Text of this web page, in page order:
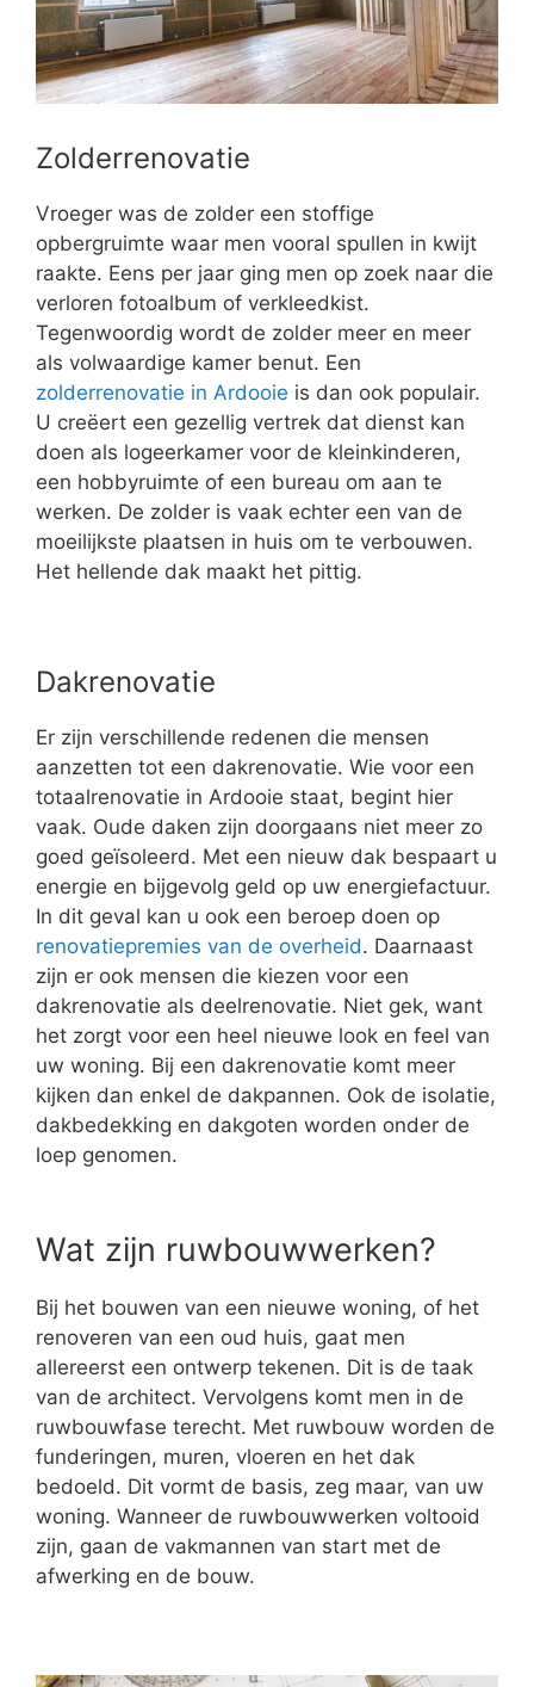
Zolderrenovatie
Vroeger was de zolder een stoffige
opbergruimte waar men vooral spullen in kwijt
raakte. Eens per jaar ging men op zoek naar die
verloren fotoalbum of verkleedkist.
Tegenwoordig wordt de zolder meer en meer
als volwaardige kamer benut. Een
zolderrenovatie in Ardooie is dan ook populair.
U creëert een gezellig vertrek dat dienst kan
doen als logeerkamer voor de kleinkinderen,
een hobbyruimte of een bureau om aan te
werken. De zolder is vaak echter een van de
moeilijkste plaatsen in huis om te verbouwen.
Het hellende dak maakt het pittig.
Dakrenovatie
Er zijn verschillende redenen die mensen
aanzetten tot een dakrenovatie. Wie voor een
totaalrenovatie in Ardooie staat, begint hier
vaak. Oude daken zijn doorgaans niet meer zo
goed geïsoleerd. Met een nieuw dak bespaart u
energie en bijgevolg geld op uw energiefactuur.
In dit geval kan u ook een beroep doen op
renovatiepremies van de overheid. Daarnaast
zijn er ook mensen die kiezen voor een
dakrenovatie als deelrenovatie. Niet gek, want
het zorgt voor een heel nieuwe look en feel van
uw woning. Bij een dakrenovatie komt meer
kijken dan enkel de dakpannen. Ook de isolatie,
dakbedekking en dakgoten worden onder de
loep genomen.
Wat zijn ruwbouwwerken?
Bij het bouwen van een nieuwe woning, of het
renoveren van een oud huis, gaat men
allereerst een ontwerp tekenen. Dit is de taak
van de architect. Vervolgens komt men in de
ruwbouwfase terecht. Met ruwbouw worden de
funderingen, muren, vloeren en het dak
bedoeld. Dit vormt de basis, zeg maar, van uw
woning. Wanneer de ruwbouwwerken voltooid
zijn, gaan de vakmannen van start met de
afwerking en de bouw.